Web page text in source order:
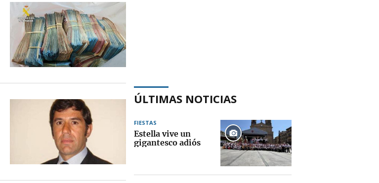
ÚLTIMAS NOTICIAS
FIESTAS
Estella vive un
gigantesco adiós